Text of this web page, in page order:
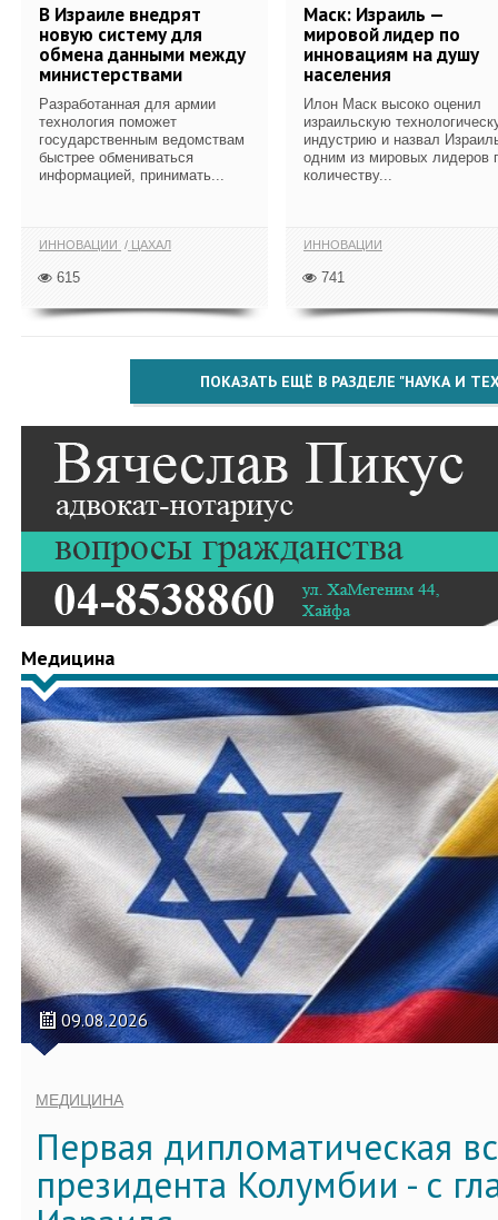
В Израиле внедрят
новую систему для
обмена данными между
министерствами
Разработанная для армии
технология поможет
государственным ведомствам
быстрее обмениваться
информацией, принимать...
ИННОВАЦИИ ЦАХАЛ
615
Маск: Израиль —
мировой лидер по
инновациям на душу
населения
Илон Маск высоко оценил
израильскую
индустрию и назвал
одним из мировых лидеров
количеству...
ИННОВАЦИИ
741
ПОКАЗАТЬ ЕЩЁ В РАЗДЕЛЕ "НАУКА И
Медицина
09.08.2026
МЕДИЦИНА
Первая дипломатическая
президента Колумбии - с